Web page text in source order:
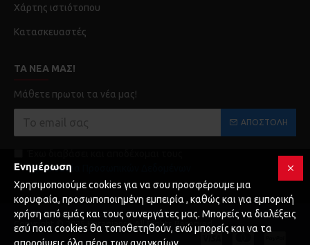
Χάρτης ιστιότοπου
Κατασκευαστές
ΤΑ ΝΈΑ ΜΑΣ!
Μάθετε πρωτοι τα νέα μας!
ΑΠΟΣΤΟΛΉ
Προστασία Προσωπικών Δεδομένων
Copyright © 2025 Karagianni, All Rights Reserved
Ενημέρωση
Χρησιμοποιούμε cookies για να σου προσφέρουμε μια
κορυφαία, προσωποποιημένη εμπειρία , καθώς και για εμπορική
χρήση από εμάς και τους συνεργάτες μας. Μπορείς να διαλέξεις
εσύ ποια cookies θα τοποθετηθούν, ενώ μπορείς και να τα